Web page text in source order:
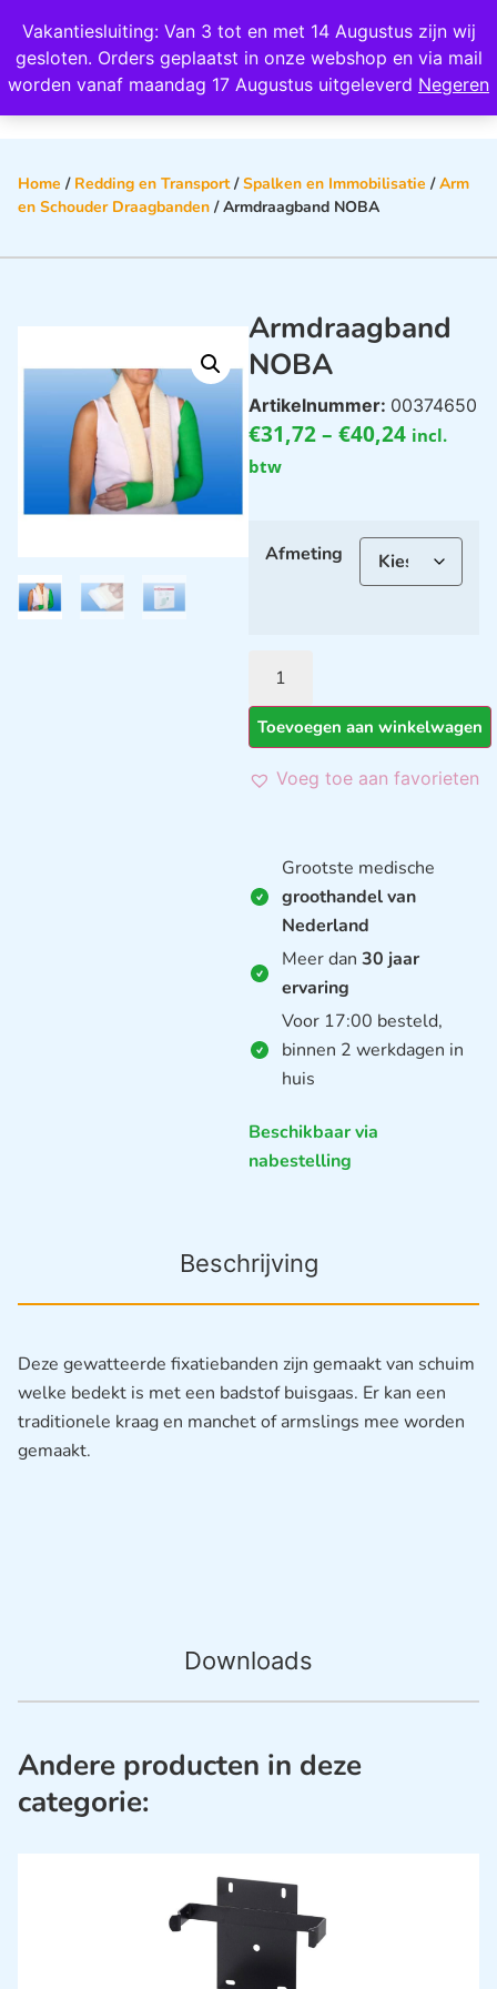
Vakantiesluiting: Van 3 tot en met 14 Augustus zijn wij
gesloten. Orders geplaatst in onze webshop en via mail
worden vanaf maandag 17 Augustus uitgeleverd Negeren
Wij scoren een 4,8 op Google
Home / Redding en Transport/Spalken en Immobilisatie /Arm
en Schouder Draagbanden / Armdraagband NOBA
Armdraagband
NOBA
Artikelnummer: 00374650
€31,72– €40,24 incl.
btw
Afmeting
Toevoegen aan winkelwagen
Voeg toe aan favorieten
Grootste medische
groothandel van
Nederland
Meer dan 30 jaar
ervaring
Voor 17:00 besteld,
binnen 2 werkdagen in
huis
Beschikbaar via
nabestelling
Beschrijving
Downloads
Deze gewatteerde fixatiebanden zijn gemaakt van schuim
welke bedekt is met een badstof buisgaas. Er kan een
traditionele kraag en manchet of armslings mee worden
gemaakt.
Andere producten in deze
categorie: